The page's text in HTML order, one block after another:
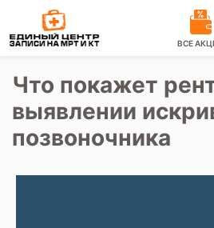
ВСЕ
Что покажет
выявлении
позвоночника